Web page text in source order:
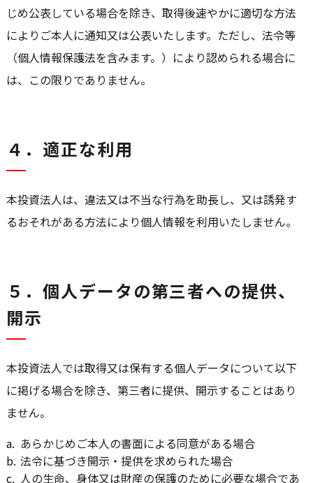
じめ公表している場合を除き、取得後速やかに適切な方法
によりご本人に通知又は公表いたします。ただし、法令等
（個人情報保護法を含みます。）により認められる場合に
は、この限りでありません。
４．適正な利用
本投資法人は、違法又は不当な行為を助長し、又は誘発す
るおそれがある方法により個人情報を利用いたしません。
５．個人データの第三者への提供、
開示
本投資法人では取得又は保有する個人データについて以下
に掲げる場合を除き、第三者に提供、開示することはあり
ません。
a. あらかじめご本人の書面による同意がある場合
b. 法令に基づき開示・提供を求められた場合
c. 人の生命、身体又は財産の保護のために必要な場合であ